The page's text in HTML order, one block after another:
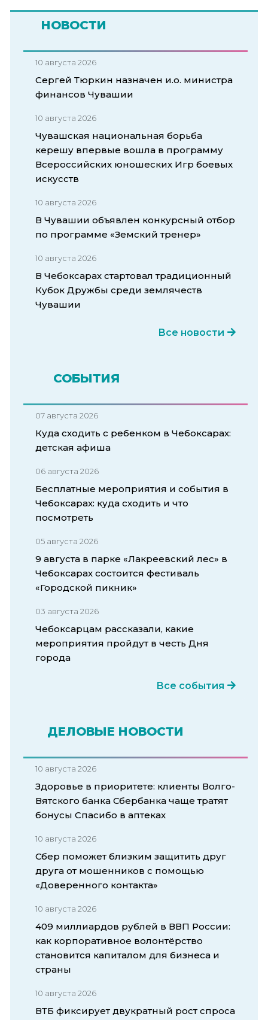
НОВОСТИ
10 августа 2026
Сергей Тюркин назначен и.о. министра
финансов Чувашии
10 августа 2026
Чувашская национальная борьба
керешу впервые вошла в программу
Всероссийских юношеских Игр боевых
искусств
10 августа 2026
В Чувашии объявлен конкурсный отбор
по программе «Земский тренер»
10 августа 2026
В Чебоксарах стартовал традиционный
Кубок Дружбы среди землячеств
Чувашии
Все новости
СОБЫТИЯ
07 августа 2026
Куда сходить с ребенком в Чебоксарах:
детская афиша
06 августа 2026
Бесплатные мероприятия и события в
Чебоксарах: куда сходить и что
посмотреть
05 августа 2026
9 августа в парке «Лакреевский лес» в
Чебоксарах состоится фестиваль
«Городской пикник»
03 августа 2026
Чебоксарцам рассказали, какие
мероприятия пройдут в честь Дня
города
Все события
ДЕЛОВЫЕ НОВОСТИ
10 августа 2026
Здоровье в приоритете: клиенты Волго-
Вятского банка Сбербанка чаще тратят
бонусы Спасибо в аптеках
10 августа 2026
Сбер поможет близким защитить друг
друга от мошенников с помощью
«Доверенного контакта»
10 августа 2026
409 миллиардов рублей в ВВП России:
как корпоративное волонтёрство
становится капиталом для бизнеса и
страны
10 августа 2026
ВТБ фиксирует двукратный рост спроса